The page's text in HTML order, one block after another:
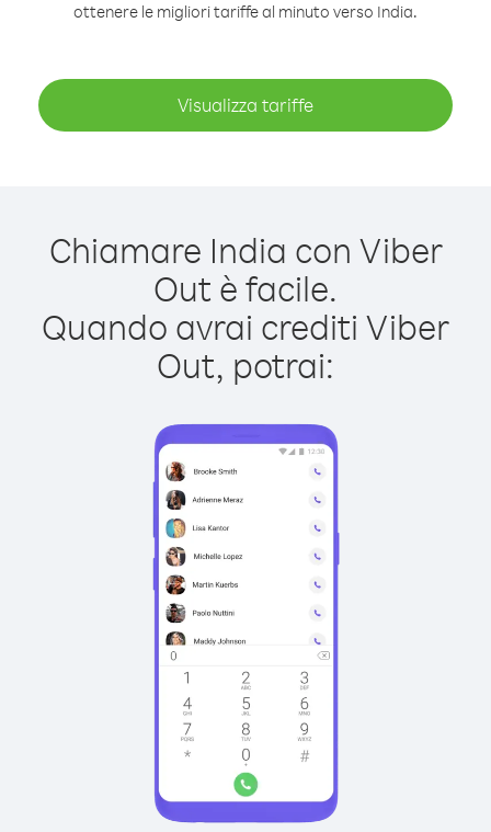
ottenere le migliori tariffe al minuto verso India.
Visualizza tariffe
Chiamare India con Viber
Out è facile.
Quando avrai crediti Viber
Out, potrai: